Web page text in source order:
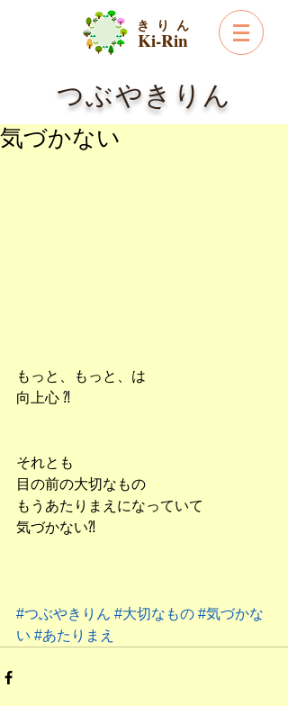
き り ん
Ki-Rin
つぶやきりん
気づかない
もっと、もっと、は
向上心 ⁈
それとも
目の前の大切なもの
もうあたりまえになっていて
気づかない⁈
#つぶやきりん #大切なもの #気づかな
い #あたりまえ